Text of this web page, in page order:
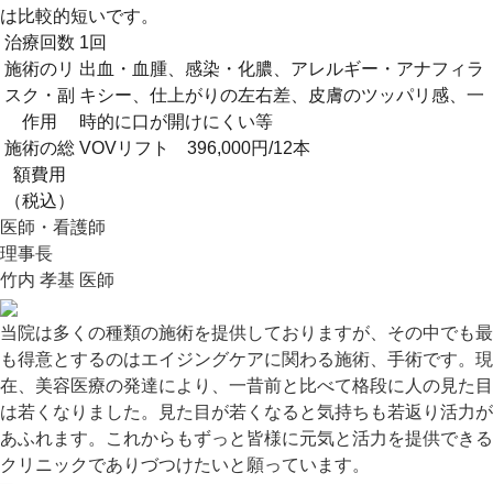
は比較的短いです。
治療回数 1回
施術のリ
スク・副
作用
出血・血腫、感染・化膿、アレルギー・アナフィラ
キシー、仕上がりの左右差、皮膚のツッパリ感、一
時的に口が開けにくい等
施術の総
額費用
（税込）
VOVリフト 396,000円/12本
医師・看護師
理事長
竹内 孝基 医師
当院は多くの種類の施術を提供しておりますが、その中でも最
も得意とするのはエイジングケアに関わる施術、手術です。現
在、美容医療の発達により、一昔前と比べて格段に人の見た目
は若くなりました。見た目が若くなると気持ちも若返り活力が
あふれます。これからもずっと皆様に元気と活力を提供できる
クリニックでありづつけたいと願っています。